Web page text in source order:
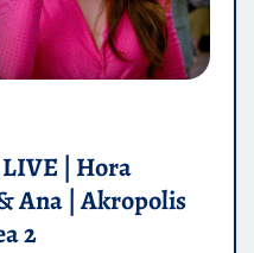
| Hora
Ana | Akropolis
2